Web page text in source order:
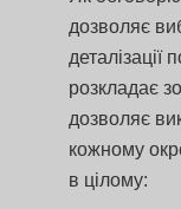
дозволяє
розкладає
дозволяє
кожному
в цілому: